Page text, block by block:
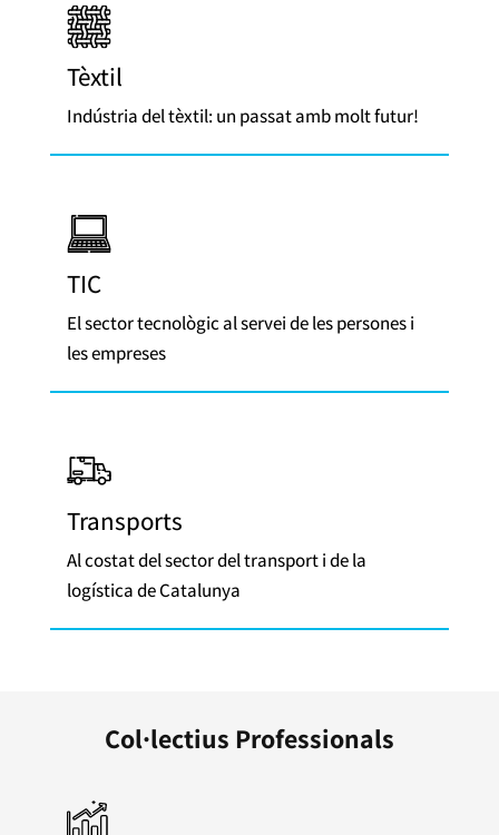
Tèxtil
Indústria del tèxtil: un passat amb molt futur!
TIC
El sector tecnològic al servei de les persones i
les empreses
Transports
Al costat del sector del transport i de la
logística de Catalunya
Col·lectius Professionals